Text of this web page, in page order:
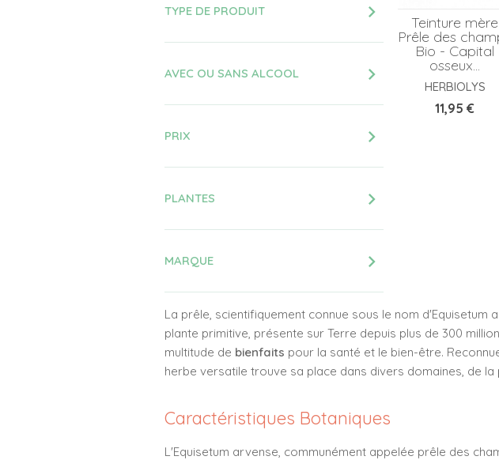
TYPE DE PRODUIT chevron_right
AVEC OU SANS ALCOOL chevron_right
PRIX chevron_right
PLANTES chevron_right
MARQUE chevron_right
Teinture mère
Prêle des
Bio - Capital
osseux...
HERBIOLYS
Prix
11,95 €
La prêle, scientifiquement connue sous le nom
plante primitive, présente sur Terre depuis plus de 300
multitude de bienfaits pour la santé et le bien-être.
herbe versatile trouve sa place dans divers domaines, de la
Caractéristiques Botaniques
L'Equisetum arvense, communément appelée prêle des